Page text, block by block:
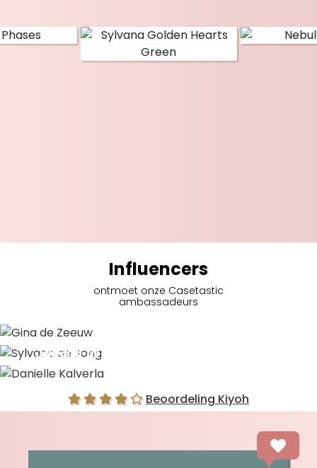
Influencers
ontmoet onze Casetastic
ambassadeurs
Sylvana de Jong
Beoordeling Kiyoh